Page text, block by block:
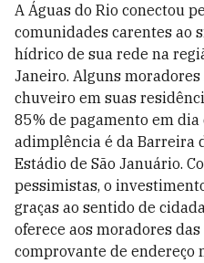
A Águas do Rio conectou
comunidades carentes ao
hídrico de sua rede na
Janeiro. Alguns
chuveiro em suas
85% de pagamento em dia
adimplência é da Barreira
Estádio de São Januário.
pessimistas, o
graças ao sentido de
oferece aos moradores
comprovante de endereço